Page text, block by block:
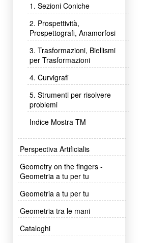
1. Sezioni Coniche
2. Prospettività,
Prospettografi, Anamorfosi
3. Trasformazioni, Biellismi
per Trasformazioni
4. Curvigrafi
5. Strumenti per risolvere
problemi
Indice Mostra TM
Perspectiva Artificialis
Geometry on the fingers -
Geometria a tu per tu
Geometria a tu per tu
Geometria tra le mani
Cataloghi